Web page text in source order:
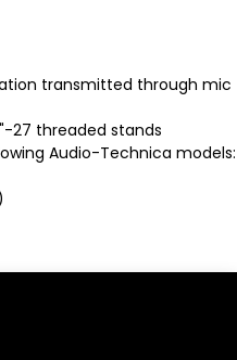
transmitted through mic
27 threaded stands
Audio-Technica models: